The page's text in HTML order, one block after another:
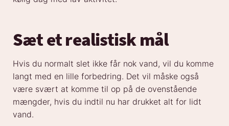
Sæt et realistisk mål
Hvis du normalt slet ikke får nok vand, vil du komme
langt med en lille forbedring. Det vil måske også
være svært at komme til op på de ovenstående
mængder, hvis du indtil nu har drukket alt for lidt
vand.